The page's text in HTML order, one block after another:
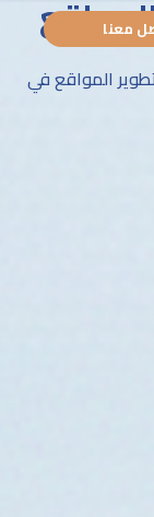
معنا
المواقع في